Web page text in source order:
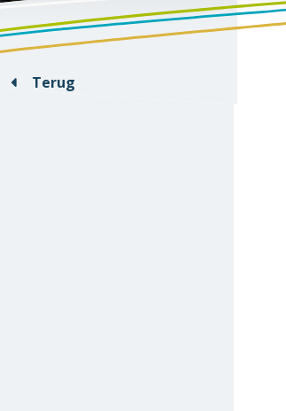
Terug